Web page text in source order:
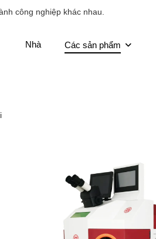
công nghiệp khác nhau.
Nhà Các sản phẩm